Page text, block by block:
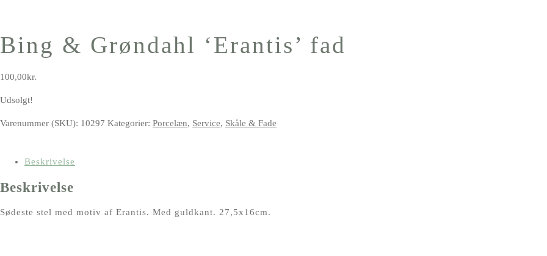
Bing & Grøndahl ‘Erantis’ fad
100,00kr.
Udsolgt!
Varenummer (SKU): 10297 Kategorier: Porcelæn, Service, Skåle & Fade
Beskrivelse
Beskrivelse
Sødeste stel med motiv af Erantis. Med guldkant. 27,5x16cm.